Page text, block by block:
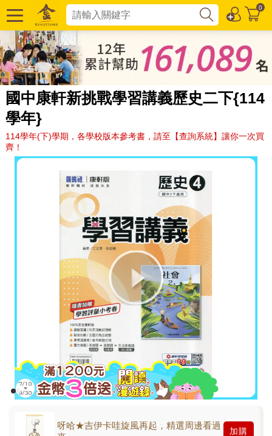
0
國中康軒新挑戰學習講義歷史二下{114
學年}
114學年(下)學期，各學校版本參考書，請至【查詢系統】讓你一次買
齊！
呀哈★吉伊卡哇旋風再起，精選周邊看過
加購